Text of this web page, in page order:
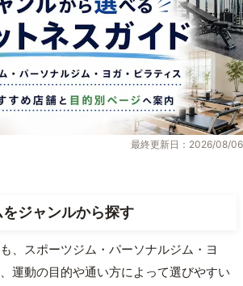
最終更新日：2026/08/06
ジャンルから探す
、スポーツジム・パーソナルジム・ヨ
運動の目的や通い方によって選びやすい